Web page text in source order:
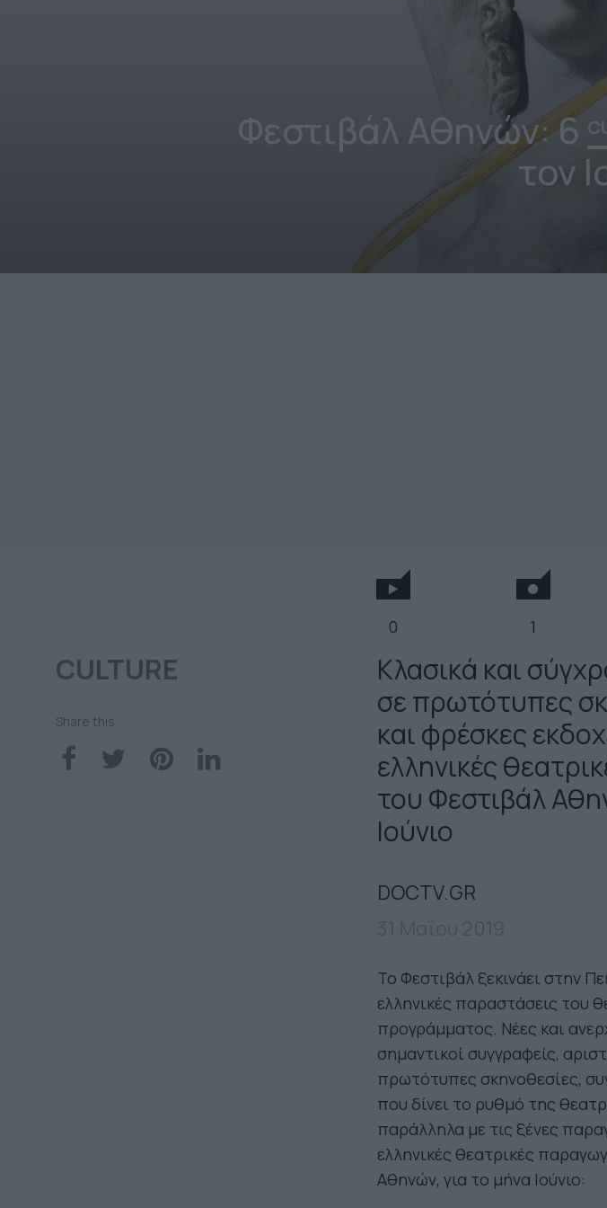
Φεστιβάλ Αθηνών: 6
τον
0 1
CULTURE
Share this
Κλασικά και
σε πρωτότυπες
και φρέσκες
ελληνικές
του Φεστιβάλ
Ιούνιο
DOCTV.GR
Το Φεστιβάλ ξεκινάει στην
ελληνικές παραστάσεις του
προγράμματος. Νέες και
σημαντικοί συγγραφείς,
πρωτότυπες σκηνοθεσίες,
που δίνει το ρυθμό της
παράλληλα με τις ξένες
ελληνικές θεατρικές
Αθηνών, για το μήνα Ιούνιο: